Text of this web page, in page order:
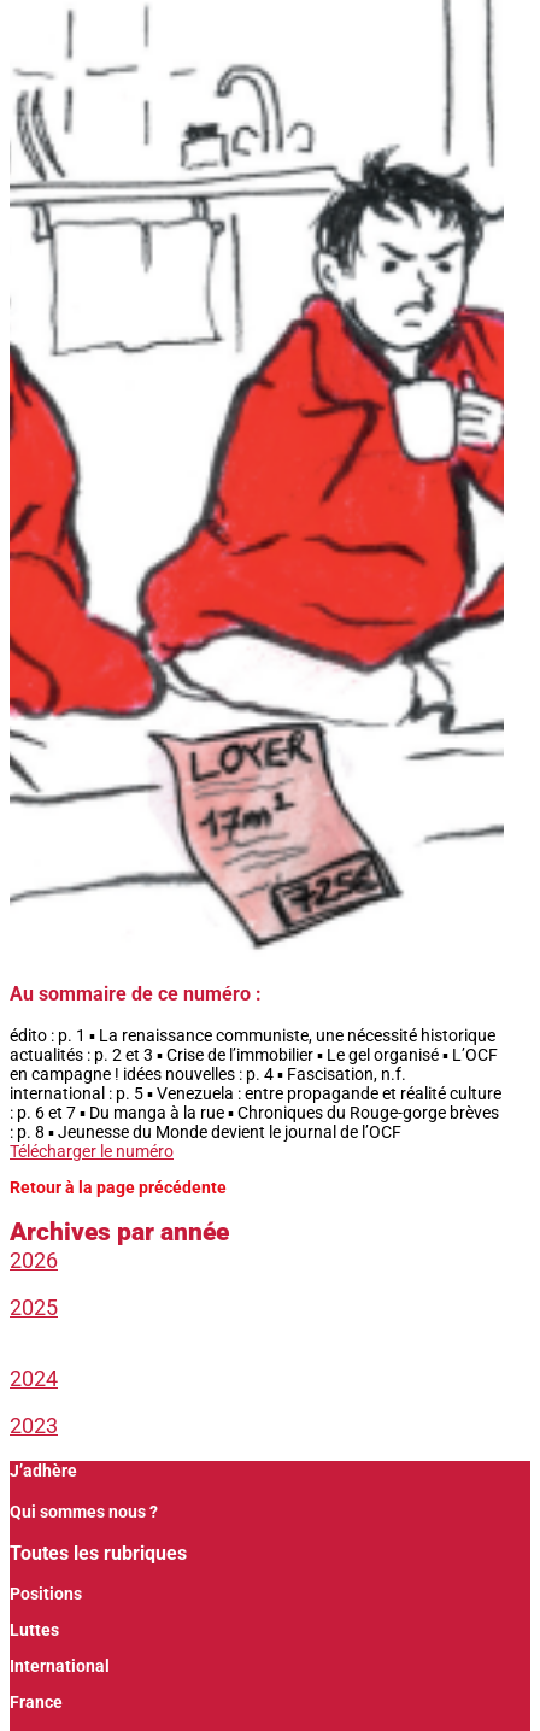
Au sommaire de ce numéro :
édito : p. 1 ▪ La renaissance communiste, une nécessité historique
actualités : p. 2 et 3 ▪ Crise de l’immobilier ▪ Le gel organisé ▪ L’OCF
en campagne ! idées nouvelles : p. 4 ▪ Fascisation, n.f.
international : p. 5 ▪ Venezuela : entre propagande et réalité culture
: p. 6 et 7 ▪ Du manga à la rue ▪ Chroniques du Rouge-gorge brèves
: p. 8 ▪ Jeunesse du Monde devient le journal de l’OCF
Télécharger le numéro
Retour à la page précédente
Archives par année
2026
2025
2024
2023
J’adhère
Qui sommes nous ?
Toutes les rubriques
Positions
Luttes
International
France